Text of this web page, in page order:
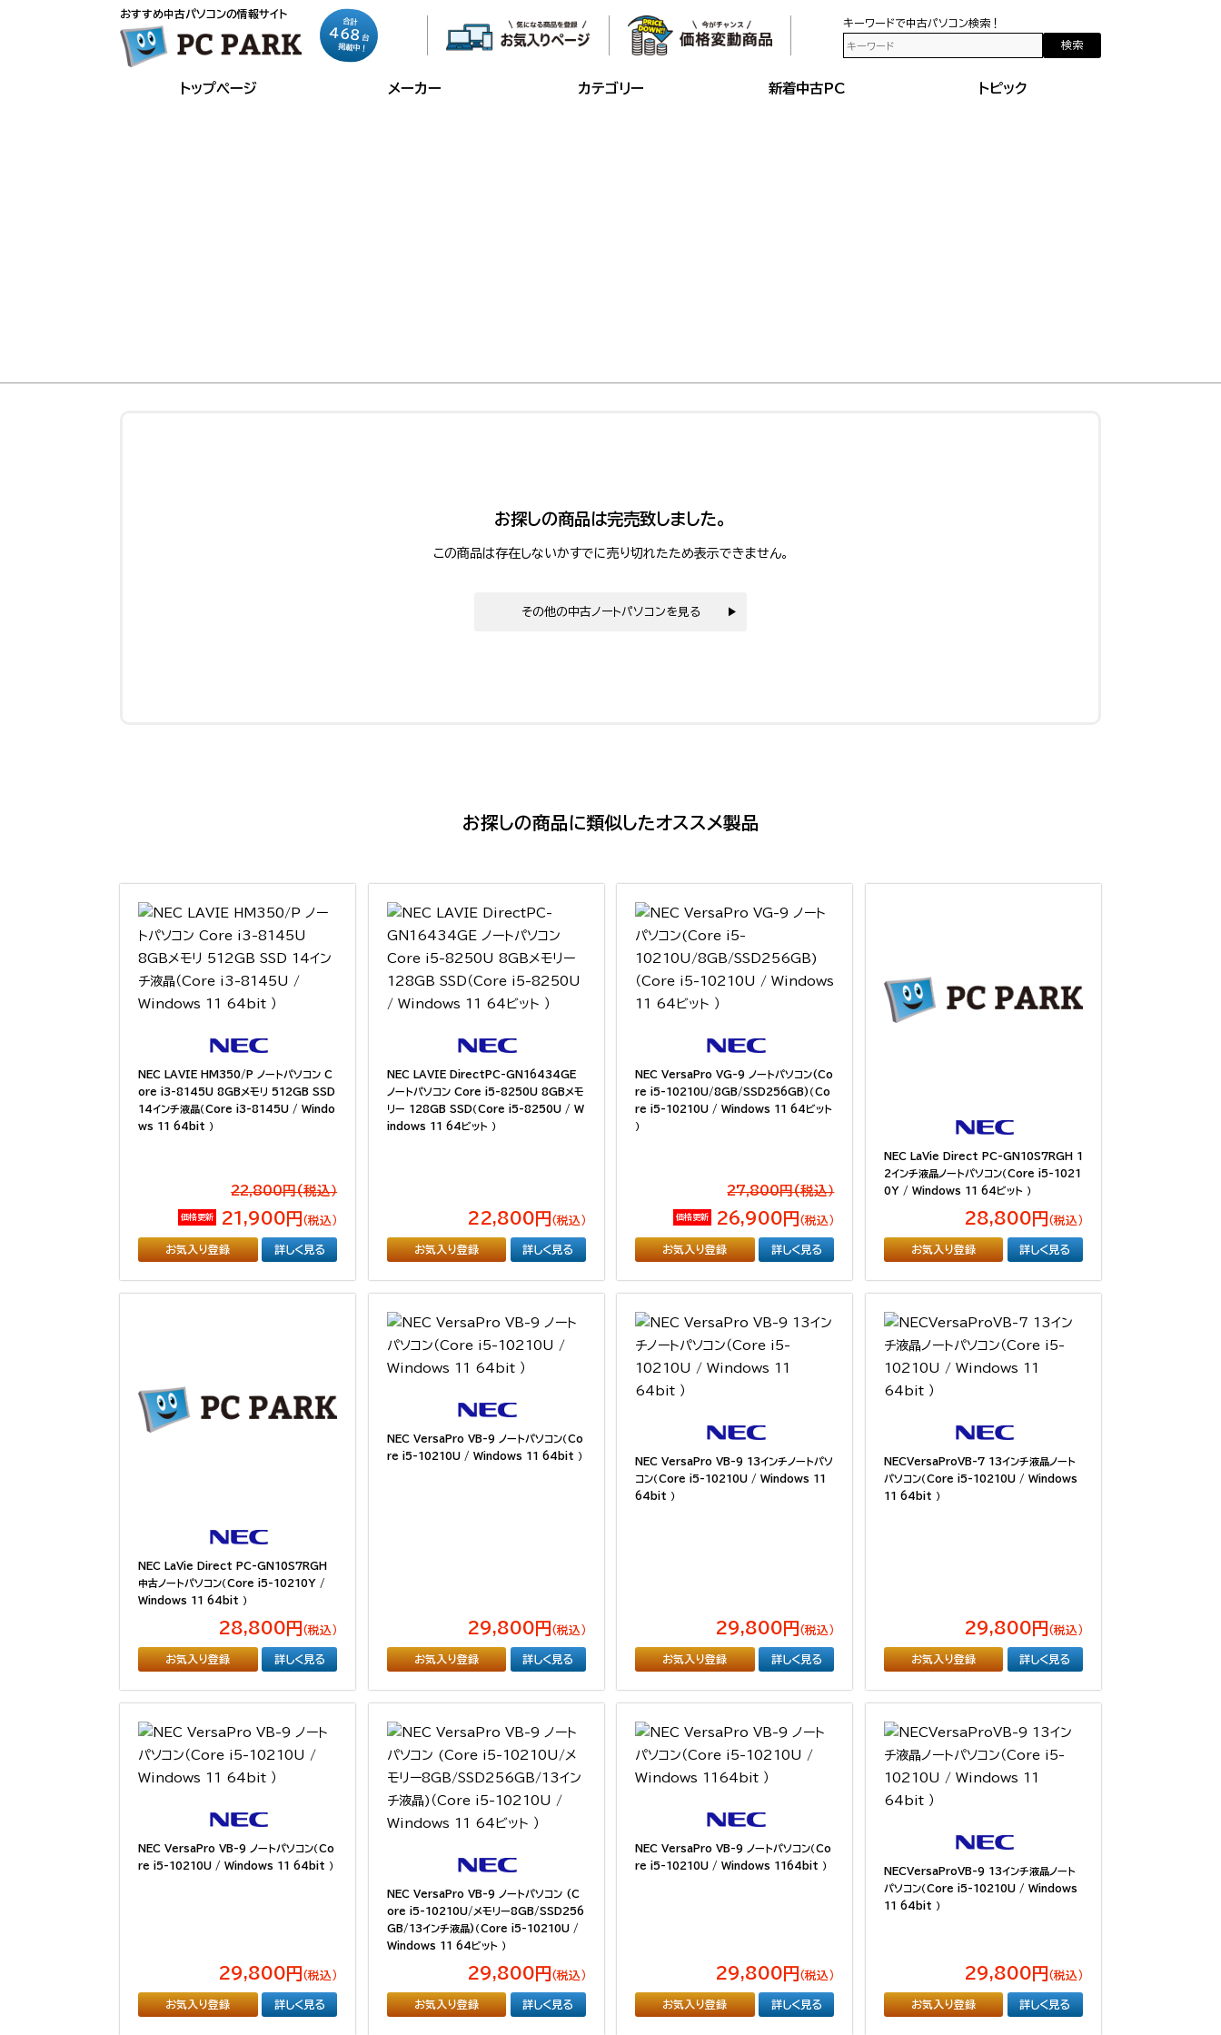
おすすめ中古パソコンの情報サイト
合計
468 台
掲載中！
キーワードで中古パソコン検索！
検索
トップページ メーカー カテゴリー 新着中古PC トピック
お探しの商品は完売致しました。
この商品は存在しないかすでに売り切れたため表示できません。
その他の中古ノートパソコンを見る
お探しの商品に類似したオススメ製品
NEC LAVIE HM350/P ノートパソコン C
ore i3-8145U 8GBメモリ 512GB SSD
14インチ液晶（Core i3-8145U / Windo
ws 11 64bit ）
22,800円(税込）
価格更新 21,900円 （税込）
お気入り登録 詳しく見る
NEC LAVIE DirectPC-GN16434GE
ノートパソコン Core i5-8250U 8GBメモ
リー 128GB SSD（Core i5-8250U / W
indows 11 64ビット ）
22,800円 （税込）
お気入り登録 詳しく見る
NEC VersaPro VG-9 ノートパソコン(Co
re i5-10210U/8GB/SSD256GB)（Co
re i5-10210U / Windows 11 64ビット
）
27,800円(税込）
価格更新 26,900円 （税込）
お気入り登録 詳しく見る
NEC LaVie Direct PC-GN10S7RGH 1
2インチ液晶ノートパソコン（Core i5-1021
0Y / Windows 11 64ビット ）
28,800円 （税込）
お気入り登録 詳しく見る
NEC LaVie Direct PC-GN10S7RGH
中古ノートパソコン（Core i5-10210Y /
Windows 11 64bit ）
28,800円 （税込）
お気入り登録 詳しく見る
NEC VersaPro VB-9 ノートパソコン（Co
re i5-10210U / Windows 11 64bit ）
29,800円 （税込）
お気入り登録 詳しく見る
NEC VersaPro VB-9 13インチノートパソ
コン（Core i5-10210U / Windows 11
64bit ）
29,800円 （税込）
お気入り登録 詳しく見る
NECVersaProVB-7 13インチ液晶ノート
パソコン（Core i5-10210U / Windows
11 64bit ）
29,800円 （税込）
お気入り登録 詳しく見る
NEC VersaPro VB-9 ノートパソコン（Co
re i5-10210U / Windows 11 64bit ）
29,800円 （税込）
お気入り登録 詳しく見る
NEC VersaPro VB-9 ノートパソコン (C
ore i5-10210U/メモリー8GB/SSD256
GB/13インチ液晶)（Core i5-10210U /
Windows 11 64ビット ）
29,800円 （税込）
お気入り登録 詳しく見る
NEC VersaPro VB-9 ノートパソコン（Co
re i5-10210U / Windows 1164bit ）
29,800円 （税込）
お気入り登録 詳しく見る
NECVersaProVB-9 13インチ液晶ノート
パソコン（Core i5-10210U / Windows
11 64bit ）
29,800円 （税込）
お気入り登録 詳しく見る